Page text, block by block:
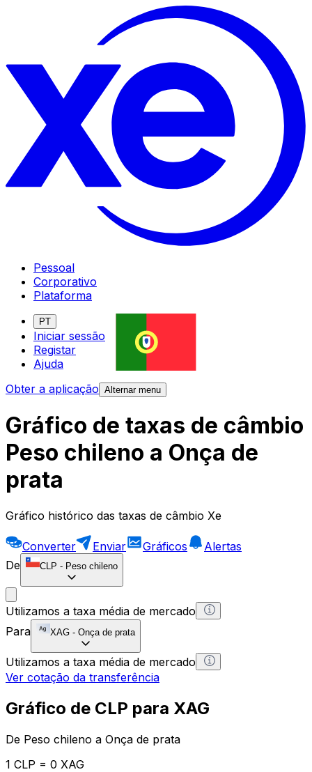
Pessoal
Corporativo
Plataforma
PT
Iniciar sessão
Registar
Ajuda
Obter a aplicação Alternar menu
Gráfico de taxas de câmbio
Peso chileno a Onça de
prata
Gráfico histórico das taxas de câmbio Xe
Converter Enviar Gráficos
Alertas
De
CLP - Peso chileno
Utilizamos a taxa média de mercado
Para
XAG - Onça de prata
Utilizamos a taxa média de mercado
Ver cotação da transferência
Gráfico de CLP para XAG
De Peso chileno a Onça de prata
1 CLP = 0 XAG